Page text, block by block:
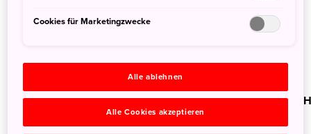
Tokyo Travel Guide Tokyo
Cookies für Marketingzwecke
Alle ablehnen
Alle Cookies akzeptieren